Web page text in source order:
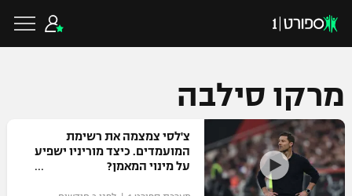
כדורגל ישראלי
ליגת העל
כדורגל עולמי
מרקו סילבה
צ'לסי צמצמה את רשימת
המועמדים. כיצד מוריניו ישפיע
על מינוי המאמן?